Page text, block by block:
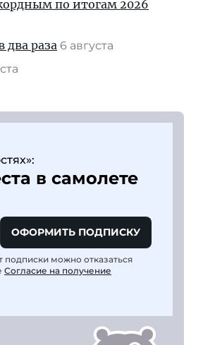
по итогам 2026
два раза 6 августа
в самолете
ОФОРМИТЬ ПОДПИСКУ
подписки можно отказаться
Согласие на получение